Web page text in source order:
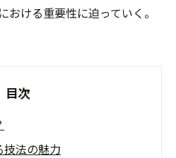
おける重要性に迫っていく。
目次
法の魅力